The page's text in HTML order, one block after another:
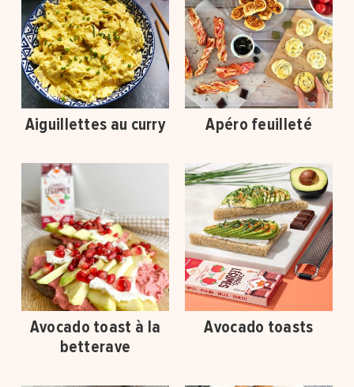
Aiguillettes au curry Apéro feuilleté
Avocado toast à la
betterave
Avocado toasts